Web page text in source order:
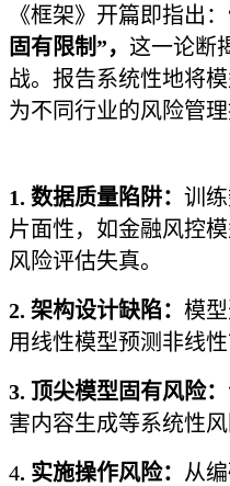
《框架》开篇即指出：
固有限制”， 这一论断
战。报告系统性地将
为不同行业的风险管
1. 数据质量陷阱： 训
片面性，如金融风控
风险评估失真。
2. 架构设计缺陷： 模
用线性模型预测非线性
3. 顶尖模型固有风险：
害内容生成等系统性风
4. 实施操作风险： 从